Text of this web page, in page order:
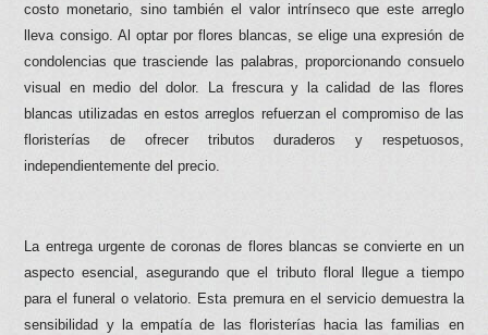
costo monetario, sino también el valor intrínseco que este arreglo
lleva consigo. Al optar por flores blancas, se elige una expresión de
condolencias que trasciende las palabras, proporcionando consuelo
visual en medio del dolor. La frescura y la calidad de las flores
blancas utilizadas en estos arreglos refuerzan el compromiso de las
floristerías de ofrecer tributos duraderos y respetuosos,
independientemente del precio.
La entrega urgente de coronas de flores blancas se convierte en un
aspecto esencial, asegurando que el tributo floral llegue a tiempo
para el funeral o velatorio. Esta premura en el servicio demuestra la
sensibilidad y la empatía de las floristerías hacia las familias en